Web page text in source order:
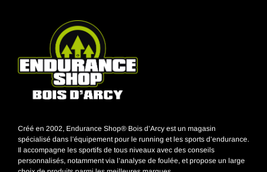
Créé en 2002, Endurance Shop® Bois d’Arcy est un magasin
spécialisé dans l’équipement pour le running et les sports d’endurance.
Il accompagne les sportifs de tous niveaux avec des conseils
personnalisés, notamment via l’analyse de foulée, et propose un large